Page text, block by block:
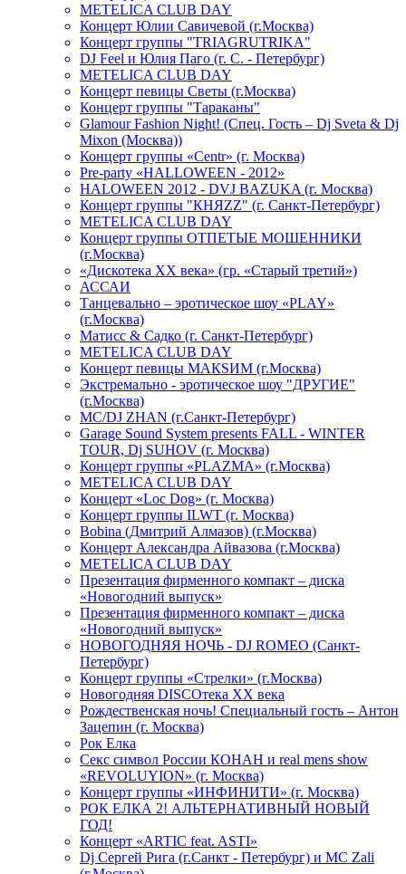
METELICA CLUB DAY
Концерт Юлии Савичевой (г.Москва)
Концерт группы "TRIAGRUTRIKA"
DJ Feel и Юлия Паго (г. С. - Петербург)
METELICA CLUB DAY
Концерт певицы Светы (г.Москва)
Концерт группы "Тараканы"
Glamour Fashion Night! (Спец. Гость – Dj Sveta & Dj
Mixon (Москва))
Концерт группы «Centr» (г. Москва)
Pre-party «HALLOWEEN - 2012»
HALOWEEN 2012 - DVJ BAZUKA (г. Москва)
Концерт группы "КНЯZZ" (г. Санкт-Петербург)
METELICA CLUB DAY
Концерт группы ОТПЕТЫЕ МОШЕННИКИ
(г.Москва)
«Дискотека ХХ века» (гр. «Старый третий»)
АССАИ
Танцевально – эротическое шоу «PLAY»
(г.Москва)
Матисс & Садко (г. Санкт-Петербург)
METELICA CLUB DAY
Концерт певицы МАКSИМ (г.Москва)
Экстремально - эротическое шоу "ДРУГИЕ"
(г.Москва)
МС/DJ ZHAN (г.Санкт-Петербург)
Garage Sound System presents FALL - WINTER
TOUR, Dj SUHOV (г. Москва)
Концерт группы «PLAZMA» (г.Москва)
METELICA CLUB DAY
Концерт «Loc Dog» (г. Москва)
Концерт группы ILWT (г. Москва)
Bobina (Дмитрий Алмазов) (г.Москва)
Концерт Александра Айвазова (г.Москва)
METELICA CLUB DAY
Презентация фирменного компакт – диска
«Новогодний выпуск»
Презентация фирменного компакт – диска
«Новогодний выпуск»
НОВОГОДНЯЯ НОЧЬ - DJ ROMEO (Санкт-
Петербург)
Концерт группы «Стрелки» (г.Москва)
Новогодняя DISCOтека ХХ века
Рождественская ночь! Специальный гость – Антон
Зацепин (г. Москва)
Рок Елка
Секс символ России КОНАН и real mens show
«REVOLUYION» (г. Москва)
Концерт группы «ИНФИНИТИ» (г. Москва)
РОК ЕЛКА 2! АЛЬТЕРНАТИВНЫЙ НОВЫЙ
ГОД!
Концерт «ARTIC feat. ASTI»
Dj Сергей Рига (г.Санкт - Петербург) и MC Zali